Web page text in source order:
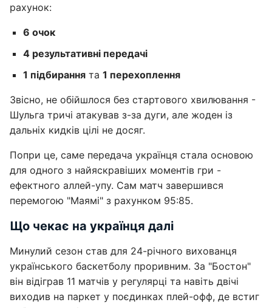
рахунок:
6 очок
4 результативні передачі
1 підбирання та 1 перехоплення
Звісно, не обійшлося без стартового хвилювання -
Шульга тричі атакував з-за дуги, але жоден із
дальніх кидків цілі не досяг.
Попри це, саме передача українця стала основою
для одного з найяскравіших моментів гри -
ефектного аллей-упу. Сам матч завершився
перемогою "Маямі" з рахунком 95:85.
Що чекає на українця далі
Минулий сезон став для 24-річного вихованця
українського баскетболу проривним. За "Бостон"
він відіграв 11 матчів у регулярці та навіть двічі
виходив на паркет у поєдинках плей-офф, де встиг